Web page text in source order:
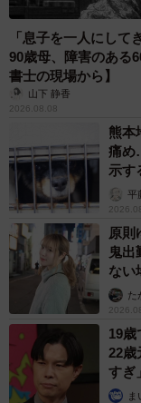
「息子を一人にし
90歳母、障害のある
書士の現場から】
山下 静香
2026.08.08
熊本
痛め
示す
平
原則
鬼
ない
スト
た
19歳
22歳
すぎ」